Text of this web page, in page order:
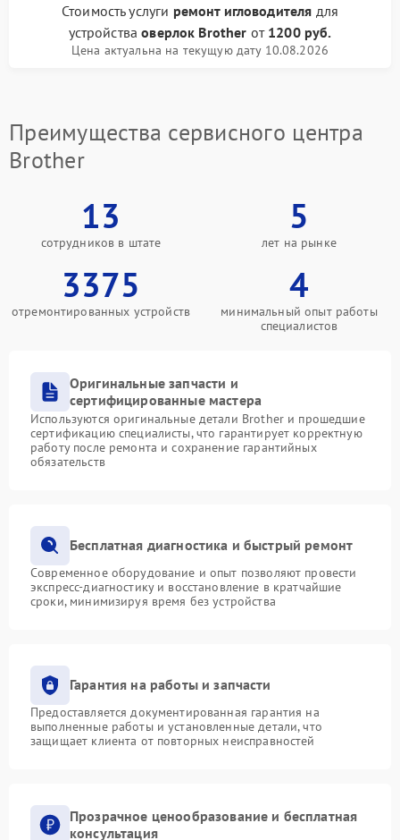
Стоимость услуги ремонт игловодителя для
устройстваоверлок Brother от 1200 руб.
Цена актуальна на текущую дату 10.08.2026
Преимущества сервисного центра
Brother
13
сотрудников в штате
5
лет на рынке
3375
отремонтированных устройств
4
минимальный опыт работы
специалистов
Оригинальные запчасти и
сертифицированные мастера
Используются оригинальные детали Brother и прошедшие
сертификацию специалисты, что гарантирует корректную
работу после ремонта и сохранение гарантийных
обязательств
Бесплатная диагностика и быстрый ремонт
Современное оборудование и опыт позволяют провести
экспресс-диагностику и восстановление в кратчайшие
сроки, минимизируя время без устройства
Гарантия на работы и запчасти
Предоставляется документированная гарантия на
выполненные работы и установленные детали, что
защищает клиента от повторных неисправностей
Прозрачное ценообразование и бесплатная
консультация